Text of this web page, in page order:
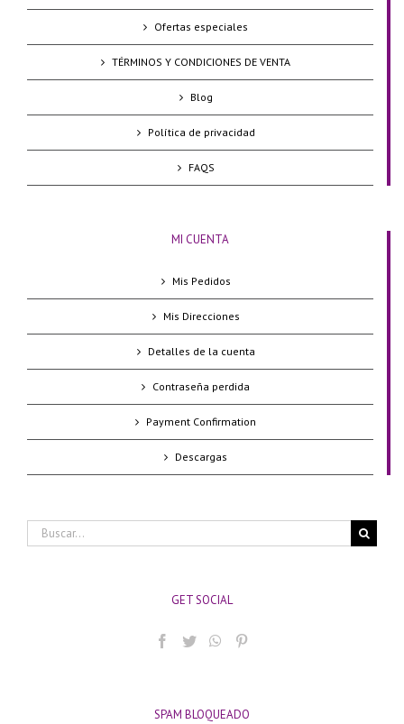
Ofertas especiales
TÉRMINOS Y CONDICIONES DE VENTA
Blog
Política de privacidad
FAQS
MI CUENTA
Mis Pedidos
Mis Direcciones
Detalles de la cuenta
Contraseña perdida
Payment Confirmation
Descargas
Buscar:
GET SOCIAL
SPAM BLOQUEADO